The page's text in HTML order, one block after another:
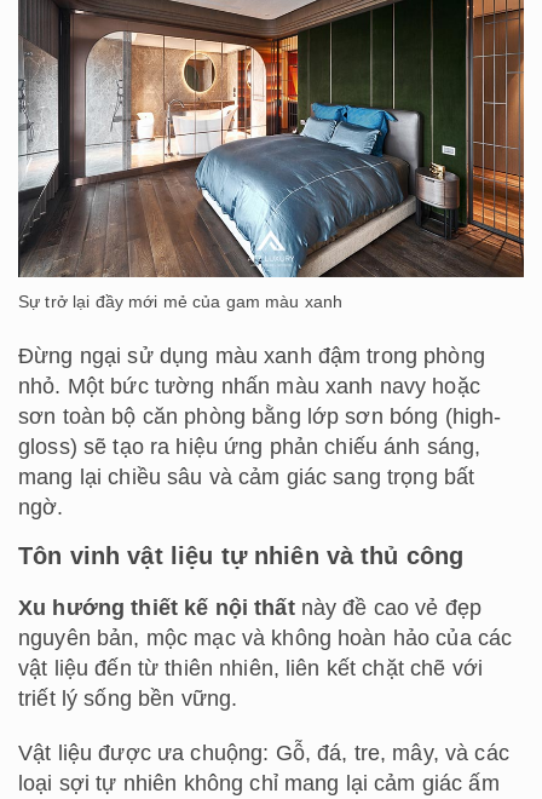
Sự trở lại đầy mới mẻ của gam màu xanh
Đừng ngại sử dụng màu xanh đậm trong phòng
nhỏ. Một bức tường nhấn màu xanh navy hoặc
sơn toàn bộ căn phòng bằng lớp sơn bóng (high-
gloss) sẽ tạo ra hiệu ứng phản chiếu ánh sáng,
mang lại chiều sâu và cảm giác sang trọng bất
ngờ.
Tôn vinh vật liệu tự nhiên và thủ công
Xu hướng thiết kế nội thấtnày đề cao vẻ đẹp
nguyên bản, mộc mạc và không hoàn hảo của các
vật liệu đến từ thiên nhiên, liên kết chặt chẽ với
triết lý sống bền vững.
Vật liệu được ưa chuộng: Gỗ, đá, tre, mây, và các
loại sợi tự nhiên không chỉ mang lại cảm giác ấm